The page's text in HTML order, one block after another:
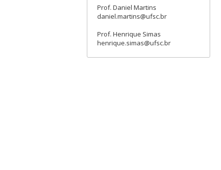
Prof. Daniel Martins
daniel.martins@ufsc.br
Prof. Henrique Simas
henrique.simas@ufsc.br